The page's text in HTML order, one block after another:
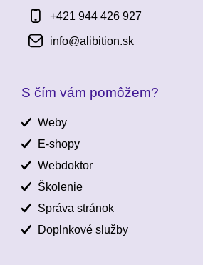
+421 944 426 927
info@alibition.sk
S čím vám pomôžem?
Weby
E-shopy
Webdoktor
Školenie
Správa stránok
Doplnkové služby